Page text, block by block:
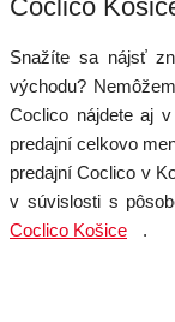
Coclico
Snažíte sa nájsť
východu?
Coclico nájdete aj
predajní celkovo
predajní Coclico v
v súvislosti s
Coclico Košice
.